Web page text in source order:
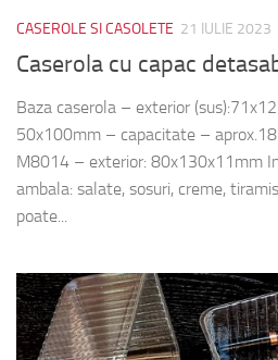
CASEROLE SI CASOLETE 21 IULIE 2023
Caserola cu capac
Baza caserola – exterior
50x100mm – capacitate –
M8014 – exterior: 80x130x11mm
ambala: salate, sosuri, creme,
poate...